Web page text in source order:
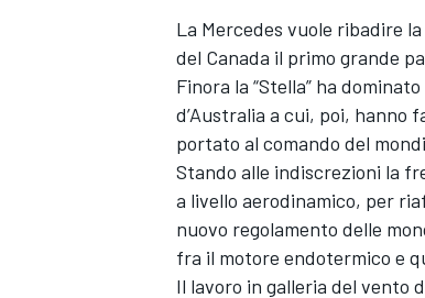
MONOPOSTO
La Mercedes vuole ribadire
del Canada il primo grande
Finora la “Stella” ha
d’Australia a cui, poi, hanno
portato al comando del
Stando alle indiscrezioni la
a livello aerodinamico, per
nuovo regolamento delle
fra il motore endotermico e
Il lavoro in galleria del vento